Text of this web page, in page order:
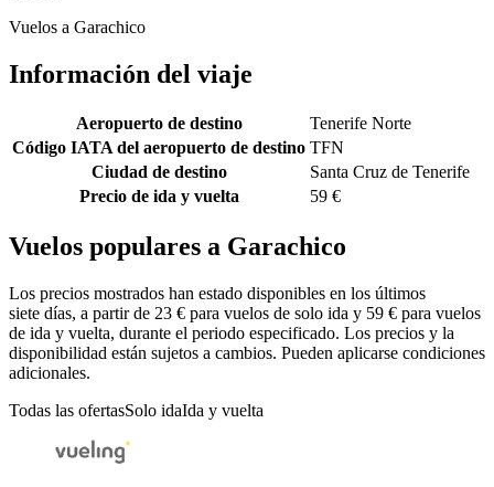
Vuelos a Garachico
Información del viaje
Aeropuerto de destino
Tenerife Norte
Código IATA del aeropuerto de destino TFN
Ciudad de destino
Santa Cruz de Tenerife
Precio de ida y vuelta
59 €
Vuelos populares a Garachico
Los precios mostrados han estado disponibles en los últimos
siete días, a partir de 23 € para vuelos de solo ida y 59 € para vuelos
de ida y vuelta, durante el periodo especificado. Los precios y la
disponibilidad están sujetos a cambios. Pueden aplicarse condiciones
adicionales.
Todas las ofertasSolo idaIda y vuelta